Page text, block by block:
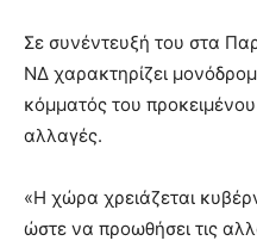
Σε συνέντευξή του στα
ΝΔ χαρακτηρίζει
κόμματός του
αλλαγές.
«Η χώρα χρειάζεται
ώστε να προωθήσει τις